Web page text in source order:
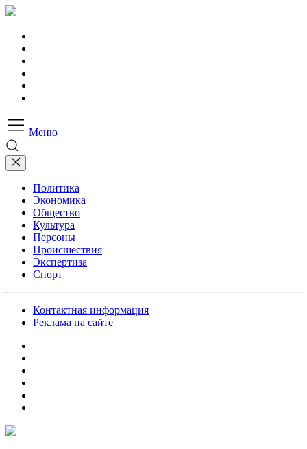
Меню
Политика
Экономика
Общество
Культура
Персоны
Происшествия
Экспертиза
Спорт
Контактная информация
Реклама на сайте